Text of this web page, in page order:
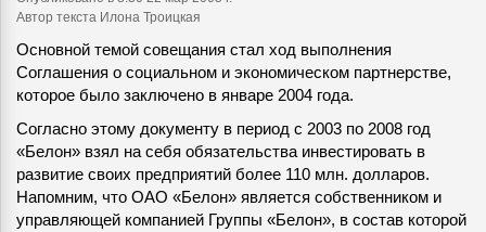
Автор текста Илона Троицкая
Основной темой совещания стал ход выполнения
Соглашения о социальном и экономическом партнерстве,
которое было заключено в январе 2004 года.
Согласно этому документу в период с 2003 по 2008 год
«Белон» взял на себя обязательства инвестировать в
развитие своих предприятий более 110 млн. долларов.
Напомним, что ОАО «Белон» является собственником и
управляющей компанией Группы «Белон», в состав которой